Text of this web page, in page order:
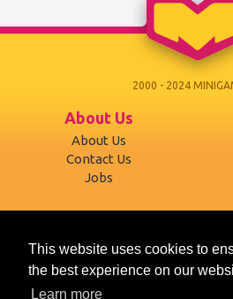
This website uses cookies to
the best experience on our
Learn more
2000 - 2024
About Us
About Us
Contact Us
Jobs
Developers
Affiliates
Mobile version